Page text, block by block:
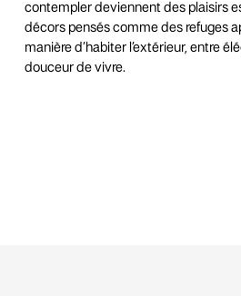
contempler deviennent des plaisirs
décors pensés comme des refuges
manière d’habiter l’extérieur, entre
douceur de vivre.